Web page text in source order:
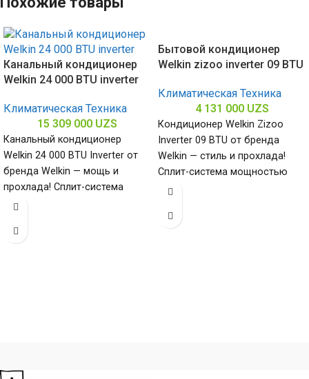
Канальный кондиционер
Welkin 24 000 BTU inverter
Климатическая Техника
15 309 000 UZS
Канальный кондиционер
Welkin 24 000 BTU Inverter от
бренда Welkin — мощь и
прохлада! Сплит-система
мощностью 24000 БТЕ для
Бытовой кондиционер
Welkin zizoo inverter 09 BTU
Климатическая Техника
4 131 000 UZS
Кондиционер Welkin Zizoo
Inverter 09 BTU от бренда
Welkin — стиль и прохлада!
Сплит-система мощностью
9000 БТЕ для помещений до